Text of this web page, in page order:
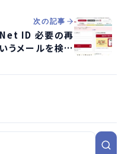
次の記事
Net ID 必要の再
うメールを検証